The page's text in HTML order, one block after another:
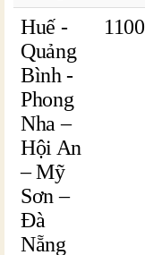
Huế -
Quảng
Bình -
Phong
Nha –
Hội An
– Mỹ
Sơn –
Đà
Nẵng
1100